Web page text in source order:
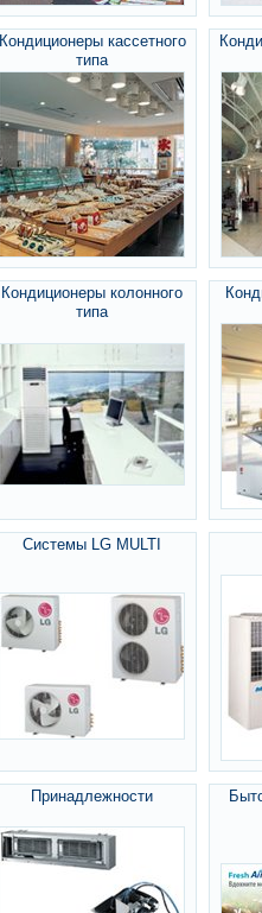
Кондиционеры кассетного
типа
Кондиционеры колонного
типа
Системы LG MULTI
Принадлежности